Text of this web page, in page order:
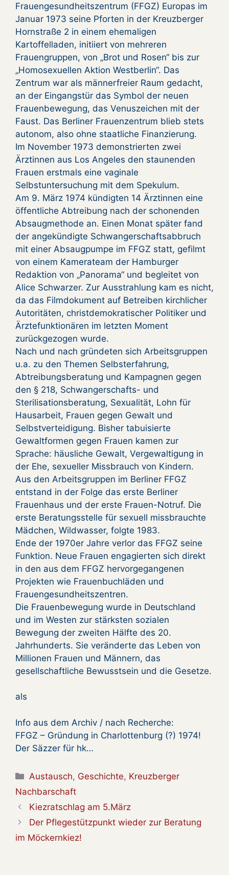
Frauengesundheitszentrum (FFGZ) Europas im
Januar 1973 seine Pforten in der Kreuzberger
Hornstraße 2 in einem ehemaligen
Kartoffelladen, initiiert von mehreren
Frauengruppen, von „Brot und Rosen“ bis zur
„Homosexuellen Aktion Westberlin“. Das
Zentrum war als männerfreier Raum gedacht,
an der Eingangstür das Symbol der neuen
Frauenbewegung, das Venuszeichen mit der
Faust. Das Berliner Frauenzentrum blieb stets
autonom, also ohne staatliche Finanzierung.
Im November 1973 demonstrierten zwei
Ärztinnen aus Los Angeles den staunenden
Frauen erstmals eine vaginale
Selbstuntersuchung mit dem Spekulum.
Am 9. März 1974 kündigten 14 Ärztinnen eine
öffentliche Abtreibung nach der schonenden
Absaugmethode an. Einen Monat später fand
der angekündigte Schwangerschaftsabbruch
mit einer Absaugpumpe im FFGZ statt, gefilmt
von einem Kamerateam der Hamburger
Redaktion von „Panorama“ und begleitet von
Alice Schwarzer. Zur Ausstrahlung kam es nicht,
da das Filmdokument auf Betreiben kirchlicher
Autoritäten, christdemokratischer Politiker und
Ärztefunktionären im letzten Moment
zurückgezogen wurde.
Nach und nach gründeten sich Arbeitsgruppen
u.a. zu den Themen Selbsterfahrung,
Abtreibungsberatung und Kampagnen gegen
den § 218, Schwangerschafts- und
Sterilisationsberatung, Sexualität, Lohn für
Hausarbeit, Frauen gegen Gewalt und
Selbstverteidigung. Bisher tabuisierte
Gewaltformen gegen Frauen kamen zur
Sprache: häusliche Gewalt, Vergewaltigung in
der Ehe, sexueller Missbrauch von Kindern.
Aus den Arbeitsgruppen im Berliner FFGZ
entstand in der Folge das erste Berliner
Frauenhaus und der erste Frauen-Notruf. Die
erste Beratungsstelle für sexuell missbrauchte
Mädchen, Wildwasser, folgte 1983.
Ende der 1970er Jahre verlor das FFGZ seine
Funktion. Neue Frauen engagierten sich direkt
in den aus dem FFGZ hervorgegangenen
Projekten wie Frauenbuchläden und
Frauengesundheitszentren.
Die Frauenbewegung wurde in Deutschland
und im Westen zur stärksten sozialen
Bewegung der zweiten Hälfte des 20.
Jahrhunderts. Sie veränderte das Leben von
Millionen Frauen und Männern, das
gesellschaftliche Bewusstsein und die Gesetze.
als
Info aus dem Archiv / nach Recherche:
FFGZ – Gründung in Charlottenburg (?) 1974!
Der Säzzer für hk…
Kategorien
Austausch, Geschichte, Kreuzberger
Nachbarschaft
Kiezratschlag am 5.März
Der Pflegestützpunkt wieder zur Beratung
im Möckernkiez!